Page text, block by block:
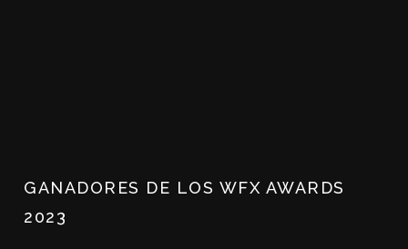
GANADORES DE LOS WFX AWARDS
2023